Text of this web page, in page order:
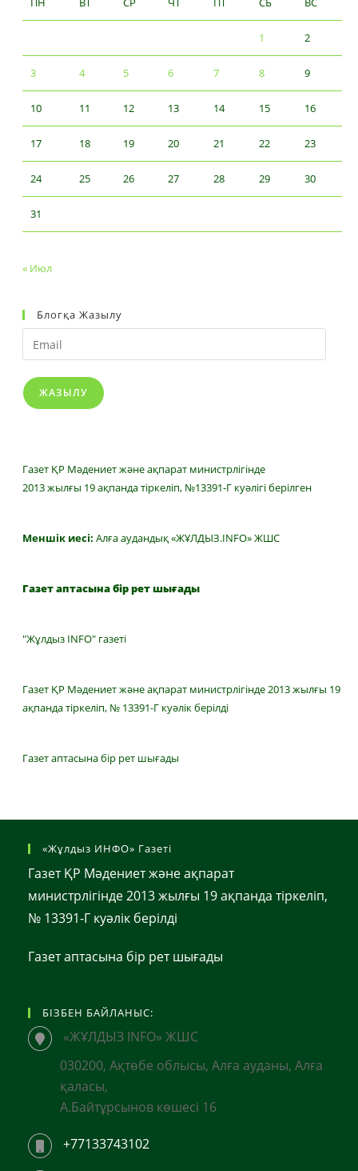
1 2
3 4 5 6 7 8 9
10 11 12 13 14 15 16
17 18 19 20 21 22 23
24 25 26 27 28 29 30
31
« Июл
Блогқа Жазылу
Email
ЖАЗЫЛУ
Газет ҚР Мәдениет және ақпарат министрлігінде
2013 жылғы 19 ақпанда тіркеліп, №13391-Г куәлігі берілген
Меншік иесі: Алға аудандық «ЖҰЛДЫЗ.INFO» ЖШС
Газет аптасына бір рет шығады
"Жұлдыз INFO" газеті
Газет ҚР Мәдениет және ақпарат министрлігінде 2013 жылғы 19
ақпанда тіркеліп, № 13391-Г куәлік берілді
Газет аптасына бір рет шығады
«Жұлдыз ИНФО» Газеті
Газет ҚР Мәдениет және ақпарат
министрлігінде 2013 жылғы 19 ақпанда тіркеліп,
№ 13391-Г куәлік берілді
Газет аптасына бір рет шығады
БІЗБЕН БАЙЛАНЫС:
«ЖҰЛДЫЗ INFO» ЖШС
030200, Ақтөбе облысы, Алға ауданы, Алға
қаласы,
А.Байтұрсынов көшесі 16
+77133743102